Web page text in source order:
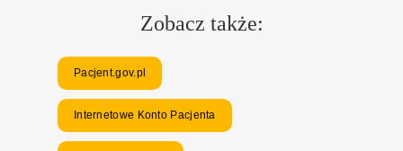
Zobacz także:
Pacjent.gov.pl
Internetowe Konto Pacjenta